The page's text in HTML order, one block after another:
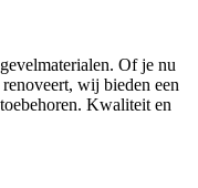
Of je nu
wij bieden een
Kwaliteit en